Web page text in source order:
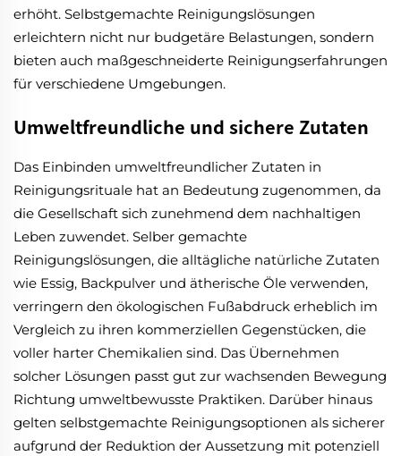
erhöht. Selbstgemachte Reinigungslösungen
erleichtern nicht nur budgetäre Belastungen, sondern
bieten auch maßgeschneiderte Reinigungserfahrungen
für verschiedene Umgebungen.
Umweltfreundliche und sichere Zutaten
Das Einbinden umweltfreundlicher Zutaten in
Reinigungsrituale hat an Bedeutung zugenommen, da
die Gesellschaft sich zunehmend dem nachhaltigen
Leben zuwendet. Selber gemachte
Reinigungslösungen, die alltägliche natürliche Zutaten
wie Essig, Backpulver und ätherische Öle verwenden,
verringern den ökologischen Fußabdruck erheblich im
Vergleich zu ihren kommerziellen Gegenstücken, die
voller harter Chemikalien sind. Das Übernehmen
solcher Lösungen passt gut zur wachsenden Bewegung
Richtung umweltbewusste Praktiken. Darüber hinaus
gelten selbstgemachte Reinigungsoptionen als sicherer
aufgrund der Reduktion der Aussetzung mit potenziell